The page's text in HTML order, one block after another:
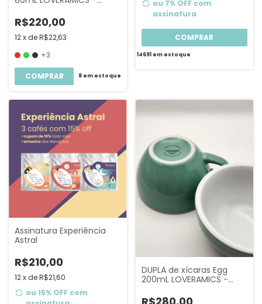
R$220,00
12xdeR$22,63
+3
COMPRAR 8em estoque
ou 7% OFF com
assinatura
COMPRAR
14691 em estoque
Assinatura Experiência
Astral
R$210,00
12xdeR$21,60
ou 15% OFF com
DUPLA de xícaras Egg
200mL LOVERAMICS -